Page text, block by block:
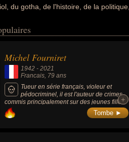
du gotha, de l'histoire, de la
peuvent également avoir été
écrivain, essayiste, romancier,
aviateur, capitaine, militaire,
ou musicien. En ce qui concerne
ou écossais par exemple.
Michel Fourniret
1942 - 2021
Francais, 79 ans
Tueur en série français, violeur et
pédocriminel, il est l'auteur de crimes
commis principalement sur des jeunes filles
en France et en Belgique. En 2008, il avait
été condamné à la perpétuité incompressible
+
+
Tombe ►